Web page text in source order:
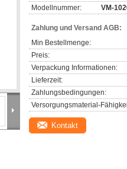
Modellnummer:
VM-
Zahlung und Versand AGB:
Min Bestellmenge:
Preis:
Verpackung Informationen:
Lieferzeit:
Zahlungsbedingungen:
Versorgungsmaterial-
Kontakt